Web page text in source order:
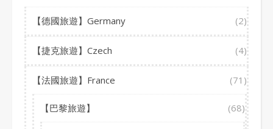
【德國旅遊】Germany (2)
【捷克旅遊】Czech (4)
【法國旅遊】France (71)
【巴黎旅遊】 (68)